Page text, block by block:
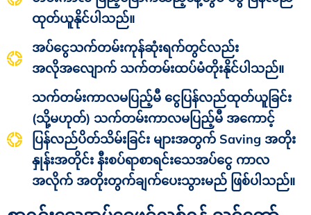
ထုတ်ယူနိုင်ပါသည်။
အပ်ငွေသက်တမ်းကုန်ဆုံးရက်တွင်လည်း
အလိုအလျောက် သက်တမ်းထပ်မံတိုးနိုင်ပါသည်။
သက်တမ်းကာလမပြည့်မီ ငွေပြန်လည်ထုတ်ယူခြင်း
(သို့မဟုတ်) သက်တမ်းကာလမပြည့်မီ အကောင့်
ပြန်လည်ပိတ်သိမ်းခြင်း များအတွက် Saving အတိုး
နှုန်းအတိုင်း နီးစပ်ရာစာရင်းသေအပ်ငွေ ကာလ
အလိုက် အတိုးတွက်ချက်ပေးသွားမည် ဖြစ်ပါသည်။